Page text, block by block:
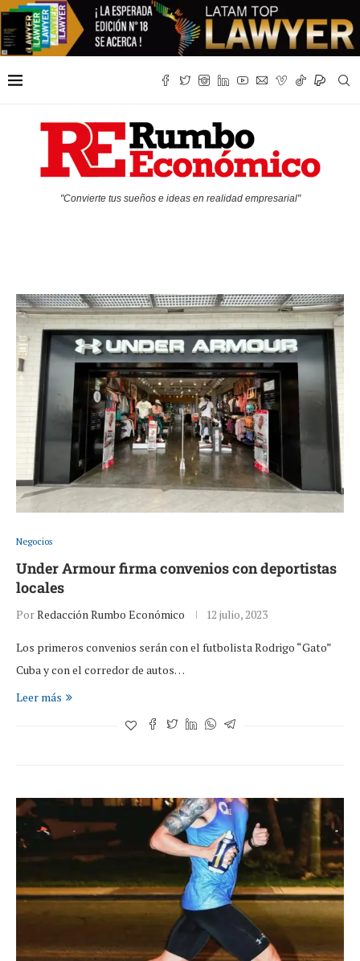
"Convierte tus sueños e ideas en realidad empresarial"
Negocios
Under Armour firma convenios con deportistas
locales
PorRedacción Rumbo Económico 12 julio, 2023
Los primeros convenios serán con el futbolista Rodrigo “Gato”
Cuba y con el corredor de autos…
Leer más